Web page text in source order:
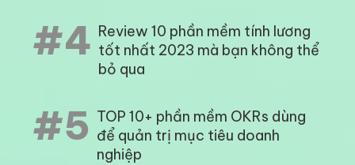
#4 Review 10 phần mềm tính lương
tốt nhất 2023 mà bạn không thể
bỏ qua
#5 TOP 10+ phần mềm OKRs dùng
để quản trị mục tiêu doanh
nghiệp